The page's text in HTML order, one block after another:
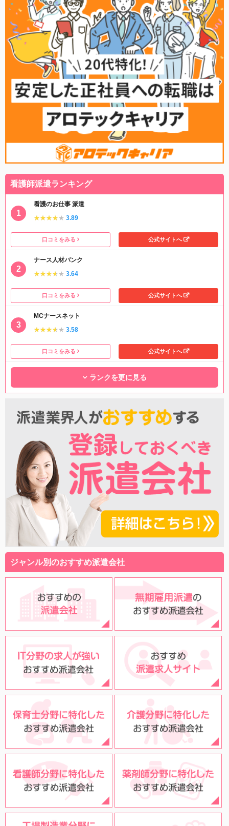
看護師派遣ランキング
看護のお仕事 派遣
★★★★★
★★★★★ 3.89
口コミをみる 公式サイトへ
ナース人材バンク
★★★★★
★★★★★ 3.64
口コミをみる 公式サイトへ
MCナースネット
★★★★★
★★★★★ 3.58
口コミをみる 公式サイトへ
ランクを更に見る
ジャンル別のおすすめ派遣会社